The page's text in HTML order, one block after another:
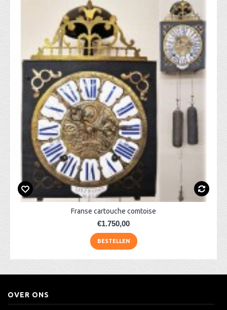
Franse cartouche comtoise
€1.750,00
BESTELLEN
OVER ONS